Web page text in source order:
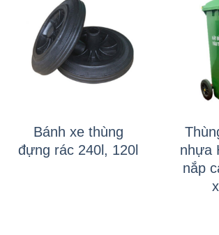
Bánh xe thùng
đựng rác 240l, 120l
nhựa
nắp